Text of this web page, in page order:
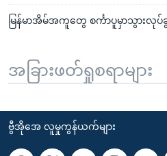
မြန်မာအိမ်အကူတွေ စင်္ကာပူမှာသွားလုပ်ခွ
အခြားဖတ်ရှုစရာများ
ဗွီအိုအေ လူမှုကွန်ယက်များ